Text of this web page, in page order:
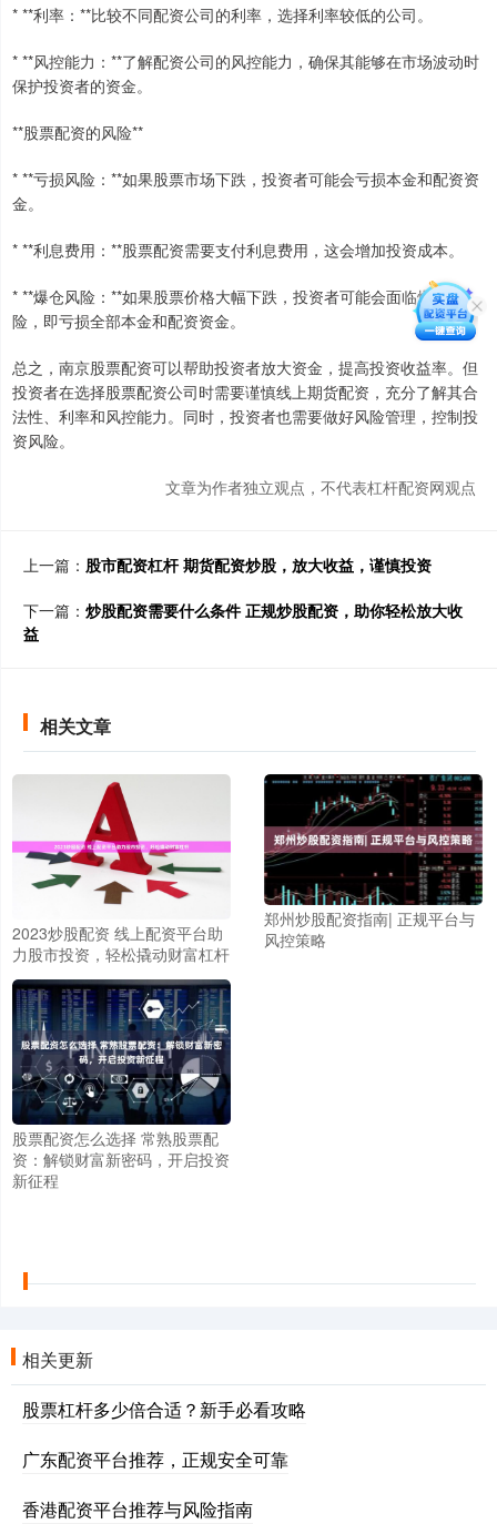
* **利率：**比较不同配资公司的利率，选择利率较低的公司。
* **风控能力：**了解配资公司的风控能力，确保其能够在市场波动时
保护投资者的资金。
**股票配资的风险**
* **亏损风险：**如果股票市场下跌，投资者可能会亏损本金和配资资
金。
* **利息费用：**股票配资需要支付利息费用，这会增加投资成本。
* **爆仓风险：**如果股票价格大幅下跌，投资者可能会面临爆仓风
险，即亏损全部本金和配资资金。
总之，南京股票配资可以帮助投资者放大资金，提高投资收益率。但
投资者在选择股票配资公司时需要谨慎线上期货配资，充分了解其合
法性、利率和风控能力。同时，投资者也需要做好风险管理，控制投
资风险。
文章为作者独立观点，不代表杠杆配资网观点
上一篇： 股市配资杠杆 期货配资炒股，放大收益，谨慎投资
下一篇： 炒股配资需要什么条件 正规炒股配资，助你轻松放大收
益
相关文章
2023炒股配资 线上配资平台助
力股市投资，轻松撬动财富杠杆
郑州炒股配资指南| 正规平台与
风控策略
股票配资怎么选择 常熟股票配
资：解锁财富新密码，开启投资
新征程
相关更新
股票杠杆多少倍合适？新手必看攻略
广东配资平台推荐，正规安全可靠
香港配资平台推荐与风险指南